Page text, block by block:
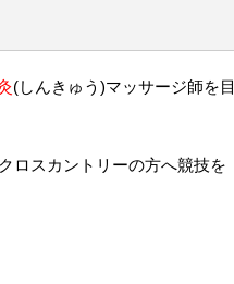
(しんきゅう)マッサージ師を目
ロスカントリーの方へ競技を